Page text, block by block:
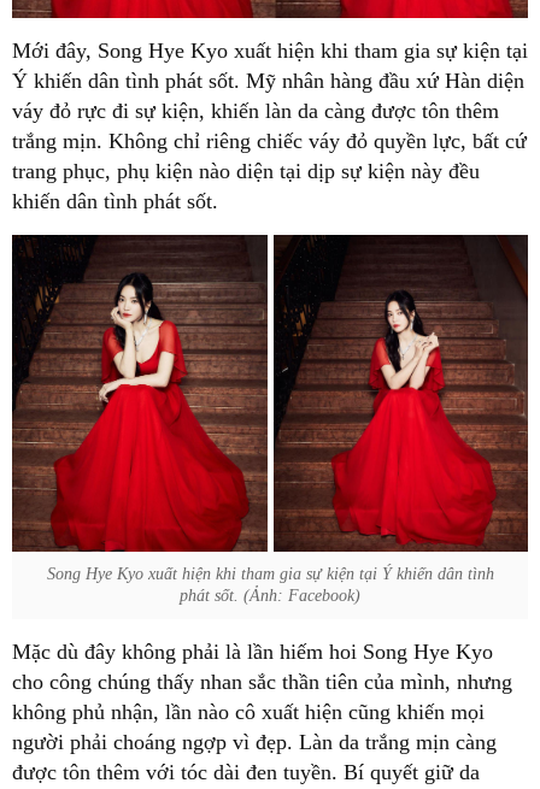
Mới đây, Song Hye Kyo xuất hiện khi tham gia sự kiện tại
Ý khiến dân tình phát sốt. Mỹ nhân hàng đầu xứ Hàn diện
váy đỏ rực đi sự kiện, khiến làn da càng được tôn thêm
trắng mịn. Không chỉ riêng chiếc váy đỏ quyền lực, bất cứ
trang phục, phụ kiện nào diện tại dịp sự kiện này đều
khiến dân tình phát sốt.
Song Hye Kyo xuất hiện khi tham gia sự kiện tại Ý khiến dân tình
phát sốt. (Ảnh: Facebook)
Mặc dù đây không phải là lần hiếm hoi Song Hye Kyo
cho công chúng thấy nhan sắc thần tiên của mình, nhưng
không phủ nhận, lần nào cô xuất hiện cũng khiến mọi
người phải choáng ngợp vì đẹp. Làn da trắng mịn càng
được tôn thêm với tóc dài đen tuyền. Bí quyết giữ da